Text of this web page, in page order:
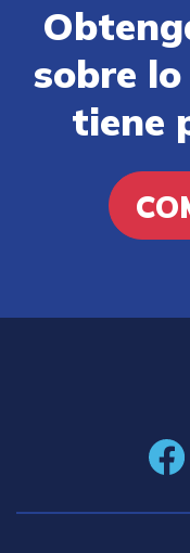
sobre lo
tiene